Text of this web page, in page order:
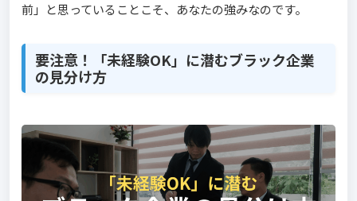
前」と思っていることこそ、あなたの強みなのです。
要注意！「未経験OK」に潜むブラック企業
の見分け方